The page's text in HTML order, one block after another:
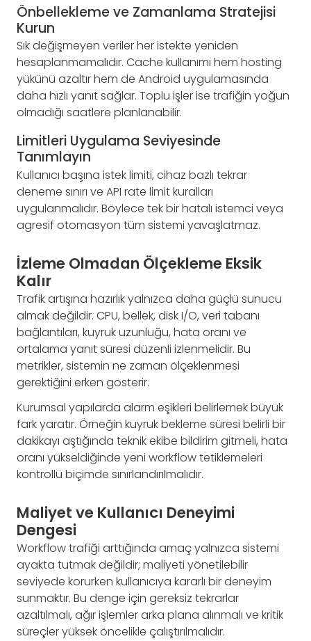
Önbellekleme ve Zamanlama Stratejisi
Kurun
Sık değişmeyen veriler her istekte yeniden
hesaplanmamalıdır. Cache kullanımı hem hosting
yükünü azaltır hem de Android uygulamasında
daha hızlı yanıt sağlar. Toplu işler ise trafiğin yoğun
olmadığı saatlere planlanabilir.
Limitleri Uygulama Seviyesinde
Tanımlayın
Kullanıcı başına istek limiti, cihaz bazlı tekrar
deneme sınırı ve API rate limit kuralları
uygulanmalıdır. Böylece tek bir hatalı istemci veya
agresif otomasyon tüm sistemi yavaşlatmaz.
İzleme Olmadan Ölçekleme Eksik
Kalır
Trafik artışına hazırlık yalnızca daha güçlü sunucu
almak değildir. CPU, bellek, disk I/O, veri tabanı
bağlantıları, kuyruk uzunluğu, hata oranı ve
ortalama yanıt süresi düzenli izlenmelidir. Bu
metrikler, sistemin ne zaman ölçeklenmesi
gerektiğini erken gösterir.
Kurumsal yapılarda alarm eşikleri belirlemek büyük
fark yaratır. Örneğin kuyruk bekleme süresi belirli bir
dakikayı aştığında teknik ekibe bildirim gitmeli, hata
oranı yükseldiğinde yeni workflow tetiklemeleri
kontrollü biçimde sınırlandırılmalıdır.
Maliyet ve Kullanıcı Deneyimi
Dengesi
Workflow trafiği arttığında amaç yalnızca sistemi
ayakta tutmak değildir; maliyeti yönetilebilir
seviyede korurken kullanıcıya kararlı bir deneyim
sunmaktır. Bu denge için gereksiz tekrarlar
azaltılmalı, ağır işlemler arka plana alınmalı ve kritik
süreçler yüksek öncelikle çalıştırılmalıdır.